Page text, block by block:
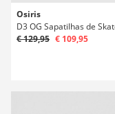
Osiris
D3 OG Sapatilhas de
€ 129,95 € 109,95